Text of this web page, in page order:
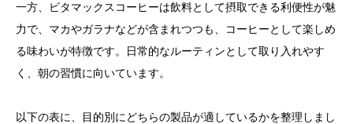
一方、ビタマックスコーヒーは飲料として摂取できる利便性が魅
力で、マカやガラナなどが含まれつつも、コーヒーとして楽しめ
る味わいが特徴です。日常的なルーティンとして取り入れやす
く、朝の習慣に向いています。
以下の表に、目的別にどちらの製品が適しているかを整理しまし